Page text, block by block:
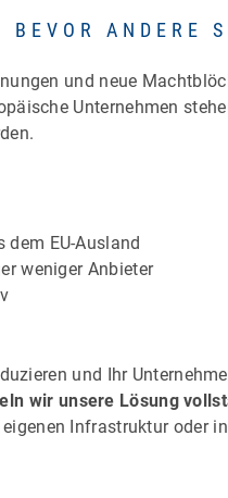
ANDERE
und neue
Unternehmen
dem EU-Ausland
weniger Anbieter
und Ihr
wir unsere Lösung
Infrastruktur oder